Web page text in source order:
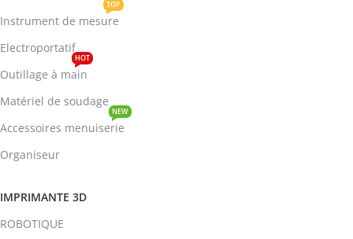
Instrument de mesure
TOP
Electroportatif
Outillage à main
HOT
Matériel de soudage
Accessoires menuiserie
NEW
Organiseur
IMPRIMANTE 3D
ROBOTIQUE